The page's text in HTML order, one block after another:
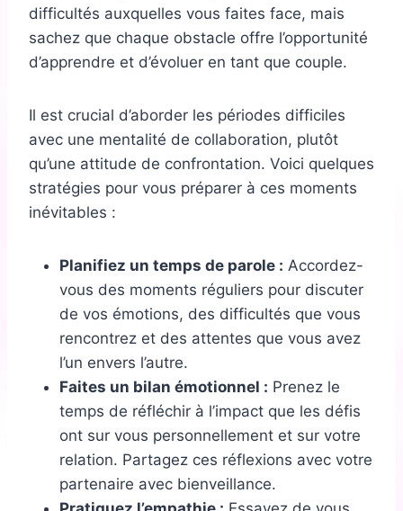
difficultés auxquelles vous faites face, mais
sachez que chaque obstacle offre l’opportunité
d’apprendre et d’évoluer en tant que couple.
Il est crucial d’aborder les périodes difficiles
avec une mentalité de collaboration, plutôt
qu’une attitude de confrontation. Voici quelques
stratégies pour vous préparer à ces moments
inévitables :
Planifiez un temps de parole : Accordez-
vous des moments réguliers pour discuter
de vos émotions, des difficultés que vous
rencontrez et des attentes que vous avez
l’un envers l’autre.
Faites un bilan émotionnel : Prenez le
temps de réfléchir à l’impact que les défis
ont sur vous personnellement et sur votre
relation. Partagez ces réflexions avec votre
partenaire avec bienveillance.